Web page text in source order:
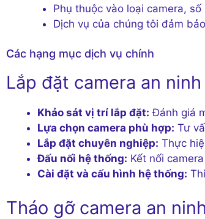
Phụ thuộc vào loại camera,
Dịch vụ của chúng tôi đảm
Các hạng mục dịch vụ chính
Lắp đặt camera an ninh
Khảo sát vị trí lắp đặt: Đánh giá
Lựa chọn camera phù hợp: Tư
Lắp đặt chuyên nghiệp: Thực
Đấu nối hệ thống: Kết nối
Cài đặt và cấu hình hệ thống:
Tháo gỡ camera an ninh